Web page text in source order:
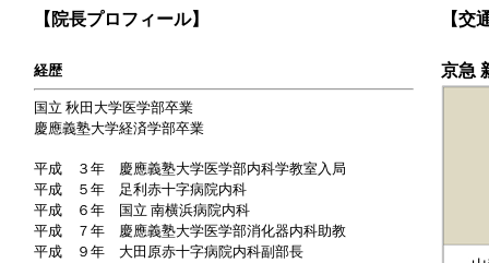
【院長プロフィール】 【交
経歴
国立 秋田大学医学部卒業
慶應義塾大学経済学部卒業
平成 ３年 慶應義塾大学医学部内科学教室入局
平成 ５年 足利赤十字病院内科
平成 ６年 国立 南横浜病院内科
平成 ７年 慶應義塾大学医学部消化器内科助教
平成 ９年 大田原赤十字病院内科副部長
京急